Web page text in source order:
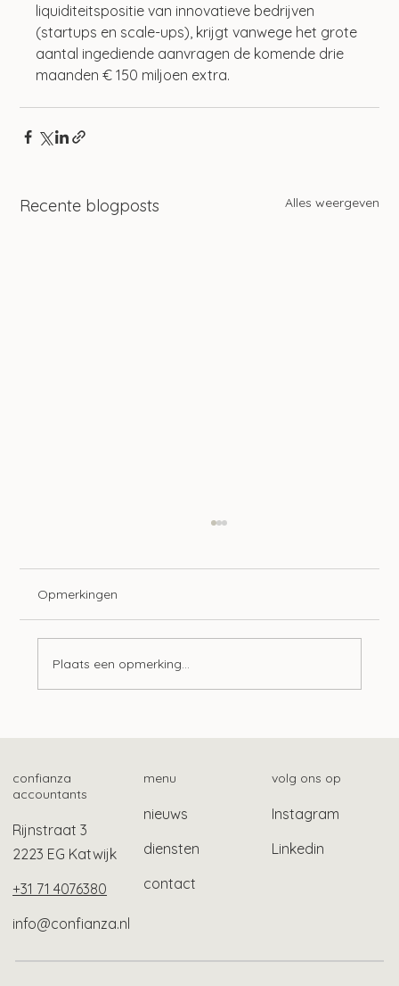
liquiditeitspositie van innovatieve bedrijven
(startups en scale-ups), krijgt vanwege het grote
aantal ingediende aanvragen de komende drie
maanden € 150 miljoen extra.
Recente blogposts Alles weergeven
Opmerkingen
Plaats een opmerking...
confianza
accountants
Rijnstraat 3
2223 EG Katwijk
+31 71 4076380
info@confianza.nl
menu
nieuws
diensten
contact
volg ons op
Instagram
Linkedin